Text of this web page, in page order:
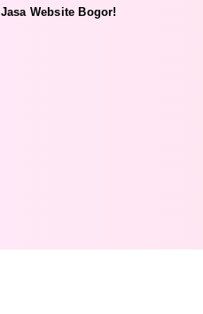
Jasa Website Bogor!